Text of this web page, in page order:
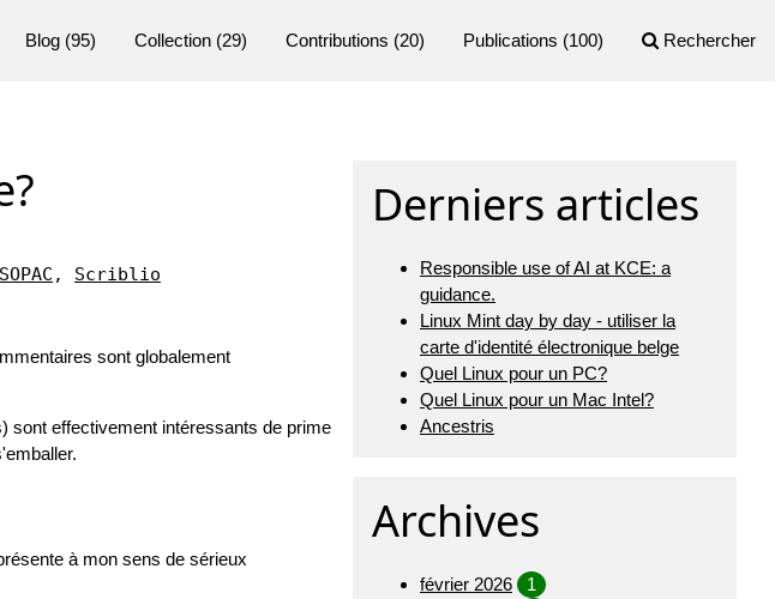
Blog (95) Collection (29) Contributions (20) Publications (100) Rechercher
SOPAC , Scriblio
sont globalement
sont effectivement intéressants de prime
à mon sens de sérieux
Derniers articles
Responsible use of AI at KCE: a
guidance.
Linux Mint day by day - utiliser la
carte d'identité électronique belge
Quel Linux pour un PC?
Quel Linux pour un Mac Intel?
Ancestris
Archives
février 2026
1